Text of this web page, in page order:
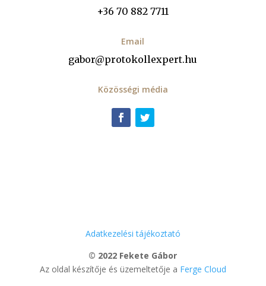
+36 70 882 7711
Email
gabor@protokollexpert.hu
Közösségi média
Adatkezelési tájékoztató
© 2022 Fekete Gábor
Az oldal készítője és üzemeltetője a Ferge Cloud